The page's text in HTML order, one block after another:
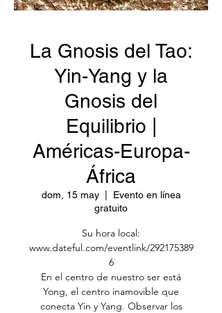
La Gnosis del Tao:
Yin-Yang y la
Gnosis del
Equilibrio |
Américas-Europa-
África
dom, 15 may
  |
Evento en línea
gratuito
Su hora local:
www.dateful.com/eventlink/292175389
6
En el centro de nuestro ser está
Yong, el centro inamovible que
conecta Yin y Yang. Observar los